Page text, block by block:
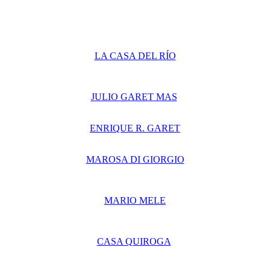
LA CASA DEL RÍO
JULIO GARET MAS
ENRIQUE R. GARET
MAROSA DI GIORGIO
MARIO MELE
CASA QUIROGA